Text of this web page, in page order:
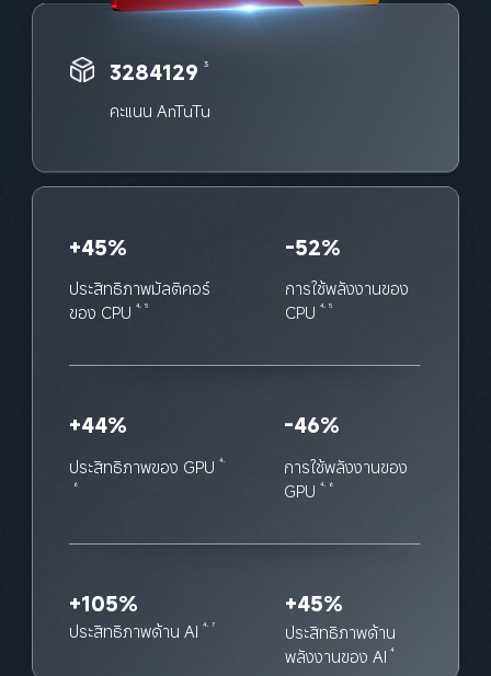
3284129 3
คะแนน AnTuTu
+45%
ประสิทธิภาพมัลติคอร์
ของ CPU
4, 5
-52%
การใช้พลังงานของ
CPU
4, 5
+44%
ประสิทธิภาพของ GPU 4,
6
-46%
การใช้พลังงานของ
GPU
4, 6
+105%
ประสิทธิภาพด้าน AI 4, 7
+45%
ประสิทธิภาพด้าน
พลังงานของ AI 4